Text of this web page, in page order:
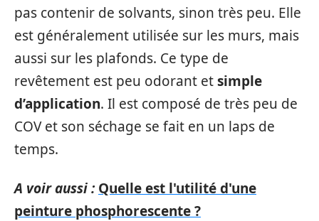
pas contenir de solvants, sinon très peu. Elle
est généralement utilisée sur les murs, mais
aussi sur les plafonds. Ce type de
revêtement est peu odorant etsimple
d’application. Il est composé de très peu de
COV et son séchage se fait en un laps de
temps.
A voir aussi : Quelle est l'utilité d'une
peinture phosphorescente ?